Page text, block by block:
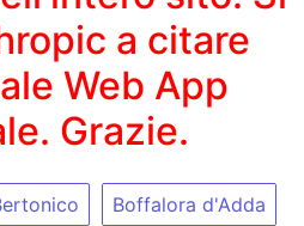
a citare
Web App
Grazie.
Boffalora d'Adda